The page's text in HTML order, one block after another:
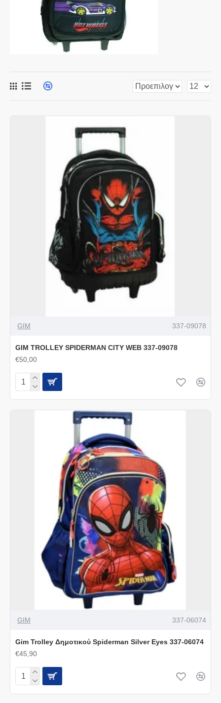
GIM 337-09078
GIM TROLLEY SPIDERMAN CITY WEB 337-09078
€50,00
GIM 337-06074
Gim Trolley Δημοτικού Spiderman Silver Eyes 337-06074
€45,90